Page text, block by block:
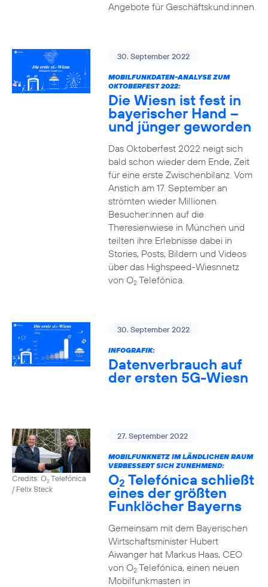
Angebote für Geschäftskund:innen.
30. September 2022
MOBILFUNKDATEN-ANALYSE ZUM
OKTOBERFEST 2022:
Die Wiesn ist fest in
bayerischer Hand –
und jünger geworden
Das Oktoberfest 2022 neigt sich
bald schon wieder dem Ende, Zeit
für eine erste Zwischenbilanz. Vom
Anstich am 17. September an
strömten wieder Millionen
Besucher:innen auf die
Theresienwiese in München und
teilten ihre Erlebnisse dabei in
Stories, Posts, Bildern und Videos
über das Highspeed-Wiesnnetz
von O2Telefónica.
30. September 2022
INFOGRAFIK:
Datenverbrauch auf
der ersten 5G-Wiesn
Credits: O2Telefónica
/ Felix Steck
27. September 2022
MOBILFUNKNETZ IM LÄNDLICHEN RAUM
VERBESSERT SICH ZUNEHMEND:
O2 Telefónica schließt
eines der größten
Funklöcher Bayerns
Gemeinsam mit dem Bayerischen
Wirtschaftsminister Hubert
Aiwanger hat Markus Haas, CEO
von O2Telefónica, einen neuen
Mobilfunkmasten in